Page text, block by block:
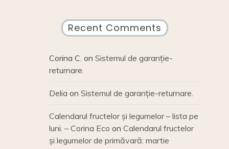
Recent Comments
Corina C. on Sistemul de garanție-
returnare.
Delia on Sistemul de garanție-returnare.
Calendarul fructelor și legumelor – lista pe
luni. – Corina Eco on Calendarul fructelor
și legumelor de primăvară: martie